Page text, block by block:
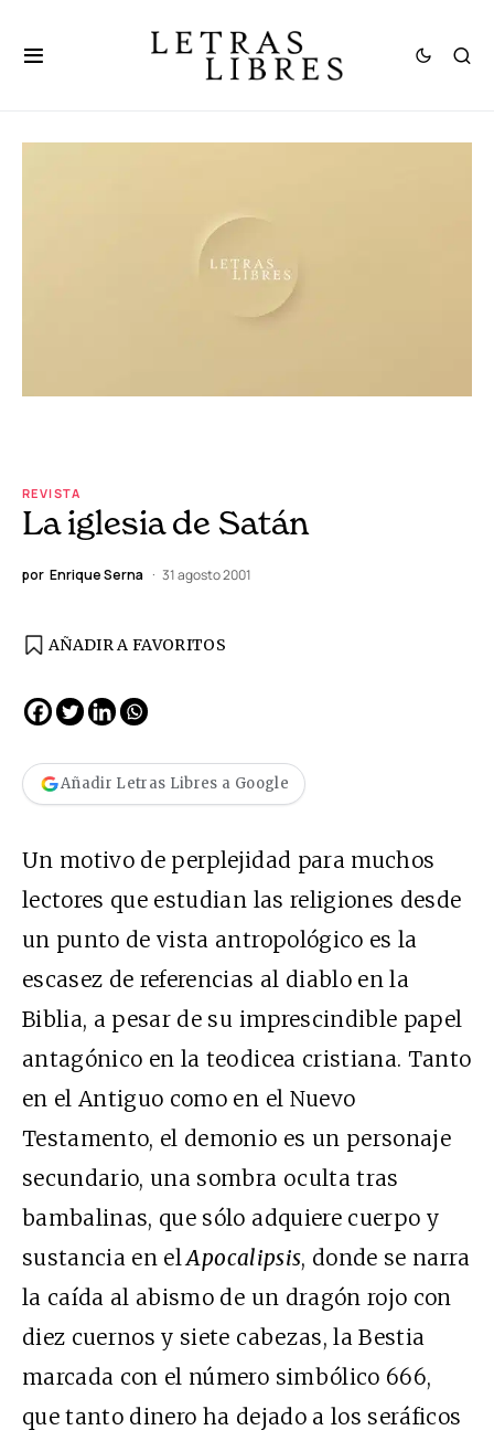
REVISTA
La iglesia de Satán
por Enrique Serna 31 agosto 2001
AÑADIR A FAVORITOS
Añadir Letras Libres a Google
Un motivo de perplejidad para muchos
lectores que estudian las religiones desde
un punto de vista antropológico es la
escasez de referencias al diablo en la
Biblia, a pesar de su imprescindible papel
antagónico en la teodicea cristiana. Tanto
en el Antiguo como en el Nuevo
Testamento, el demonio es un personaje
secundario, una sombra oculta tras
bambalinas, que sólo adquiere cuerpo y
sustancia en elApocalipsis, donde se narra
la caída al abismo de un dragón rojo con
diez cuernos y siete cabezas, la Bestia
marcada con el número simbólico 666,
que tanto dinero ha dejado a los seráficos